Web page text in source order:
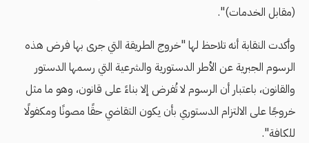
(مقابل الخدمات)".
وأكدت النقابة أنه تلاحظ لها "خروج الطريقة التي جرى بها فرض هذه
الرسوم الجبرية عن الأطر الدستورية والشرعية التي رسمها الدستور
والقانون، باعتبار أن الرسوم لا تُفرض إلا بناءً على قانون، وهو ما مثل
خروجًا على الالتزام الدستوري بأن يكون التقاضي حقًا مصونًا ومكفولًا
للكافة".